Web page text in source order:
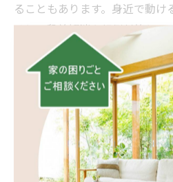
ることもあります。身近で動け
ると、段差解消や転倒対策と
く、「小さなお困りごともまる
ながります。必要に応じてな
の改善に広げる選択も良いです
4. 頼れる便利屋に
クリスト